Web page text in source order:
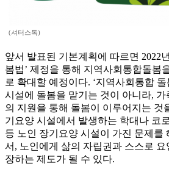
(셔터스톡)
앞서 발표된 기본계획에 따르면 2022
봄법’ 제정을 통해 지역사회통합돌봄
로 확대할 예정이다. ‘지역사회통합
시설에 돌봄을 맡기는 것이 아니라, 가
의 지원을 통해 돌봄이 이루어지는 것
기요양 시설에서 발생하는 학대나 코
등 노인 장기요양 시설이 가진 문제를
서, 노인에게 삶의 자립권과 스스로
장하는 제도가 될 수 있다.